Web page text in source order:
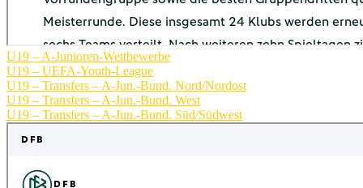
U19 – A-Junioren-Wettbewerbe
U19 – UEFA-Youth-League
U19 – Transfers – A-Jun.-Bund. Nord/Nordost
U19 – Transfers – A-Jun.-Bund. West
U19 – Transfers – A-Jun.-Bund. Süd/Südwest